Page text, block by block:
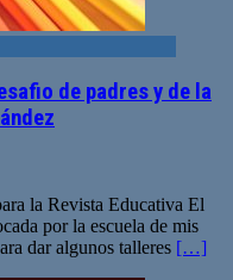
de padres y de la
la Revista Educativa El
por la escuela de mis
dar algunos talleres […]